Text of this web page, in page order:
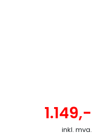
1.149,-
inkl. mva.